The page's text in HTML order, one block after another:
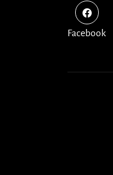
Facebook